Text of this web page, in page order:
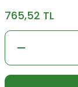
765,52 TL